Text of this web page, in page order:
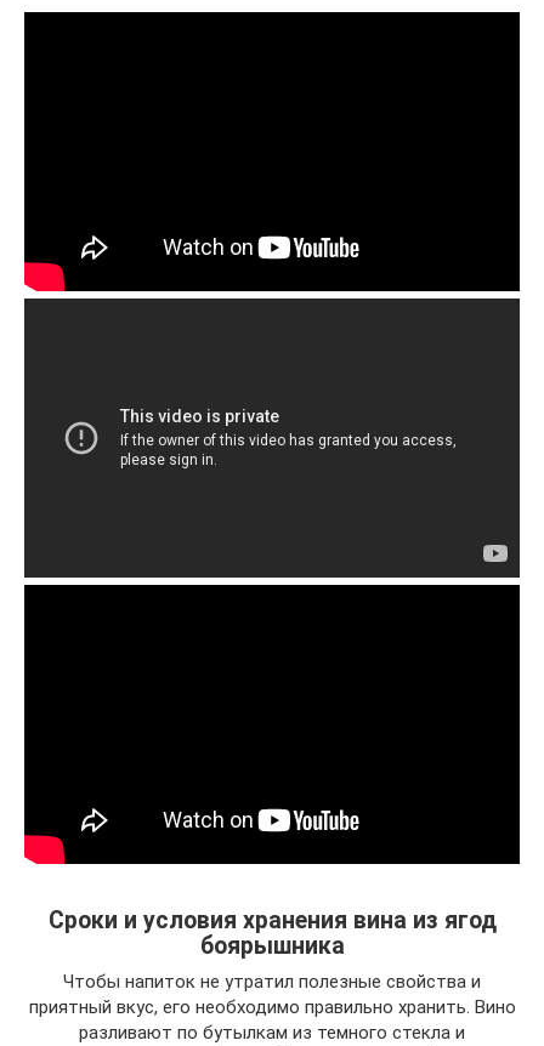
Сроки и условия хранения вина из ягод
боярышника
Чтобы напиток не утратил полезные свойства и
приятный вкус, его необходимо правильно хранить. Вино
разливают по бутылкам из темного стекла и